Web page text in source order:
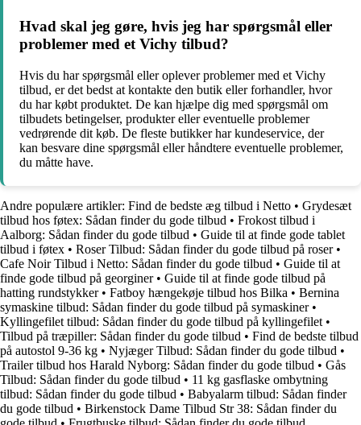
Hvad skal jeg gøre, hvis jeg har spørgsmål eller
problemer med et Vichy tilbud?
Hvis du har spørgsmål eller oplever problemer med et Vichy
tilbud, er det bedst at kontakte den butik eller forhandler, hvor
du har købt produktet. De kan hjælpe dig med spørgsmål om
tilbudets betingelser, produkter eller eventuelle problemer
vedrørende dit køb. De fleste butikker har kundeservice, der
kan besvare dine spørgsmål eller håndtere eventuelle problemer,
du måtte have.
Andre populære artikler: Find de bedste æg tilbud i Netto • Grydesæt
tilbud hos føtex: Sådan finder du gode tilbud • Frokost tilbud i
Aalborg: Sådan finder du gode tilbud • Guide til at finde gode tablet
tilbud i føtex • Roser Tilbud: Sådan finder du gode tilbud på roser•
Cafe Noir Tilbud i Netto: Sådan finder du gode tilbud • Guide til at
finde gode tilbud på georginer• Guide til at finde gode tilbud på
hatting rundstykker• Fatboy hængekøje tilbud hos Bilka • Bernina
symaskine tilbud: Sådan finder du gode tilbud på symaskiner•
Kyllingefilet tilbud: Sådan finder du gode tilbud på kyllingefilet •
Tilbud på træpiller: Sådan finder du gode tilbud • Find de bedste tilbud
på autostol 9-36 kg • Nyjæger Tilbud: Sådan finder du gode tilbud •
Trailer tilbud hos Harald Nyborg: Sådan finder du gode tilbud • Gås
Tilbud: Sådan finder du gode tilbud • 11 kg gasflaske ombytning
tilbud: Sådan finder du gode tilbud • Babyalarm tilbud: Sådan finder
du gode tilbud • Birkenstock Dame Tilbud Str 38: Sådan finder du